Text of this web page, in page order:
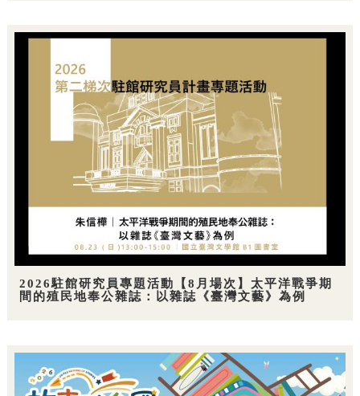
2026駐館研究員專題活動【8月場次】太平洋戰爭期
間的殖民地奉公雜誌：以雜誌《臺灣文藝》為例